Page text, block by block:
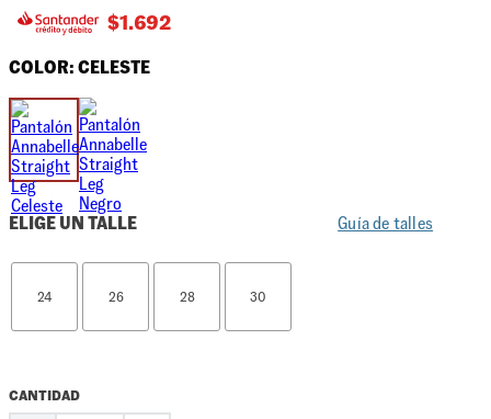
$1.692
COLOR:CELESTE
ELIGE UN TALLE Guía de talles
28 30
24 26
CANTIDAD